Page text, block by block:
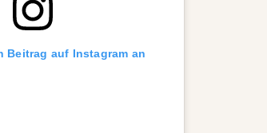
Beitrag auf Instagram an